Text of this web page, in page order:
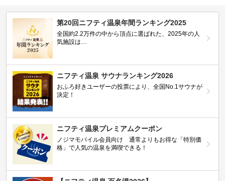
第20回ニフティ温泉年間ランキング2025
全国約2.2万件の中から頂点に選ばれた、2025年の人
気施設は…
ニフティ温泉 サウナランキング2026
おふろ好きユーザーの投票により、全国No.1サウナが
決定！
ニフティ温泉プレミアムクーポン
ノジマモバイル会員向け 通常よりもお得な「特別価
格」で人気の温泉を満喫できる！